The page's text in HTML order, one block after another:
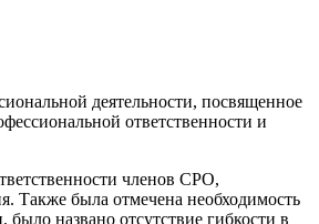
деятельности, посвященное
ответственности и
членов СРО,
Также была отмечена необходимость
названо отсутствие гибкости в